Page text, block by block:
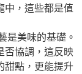
中，這些都是值
是美味的基礎。
否協調，這反映
甜點，更能提升